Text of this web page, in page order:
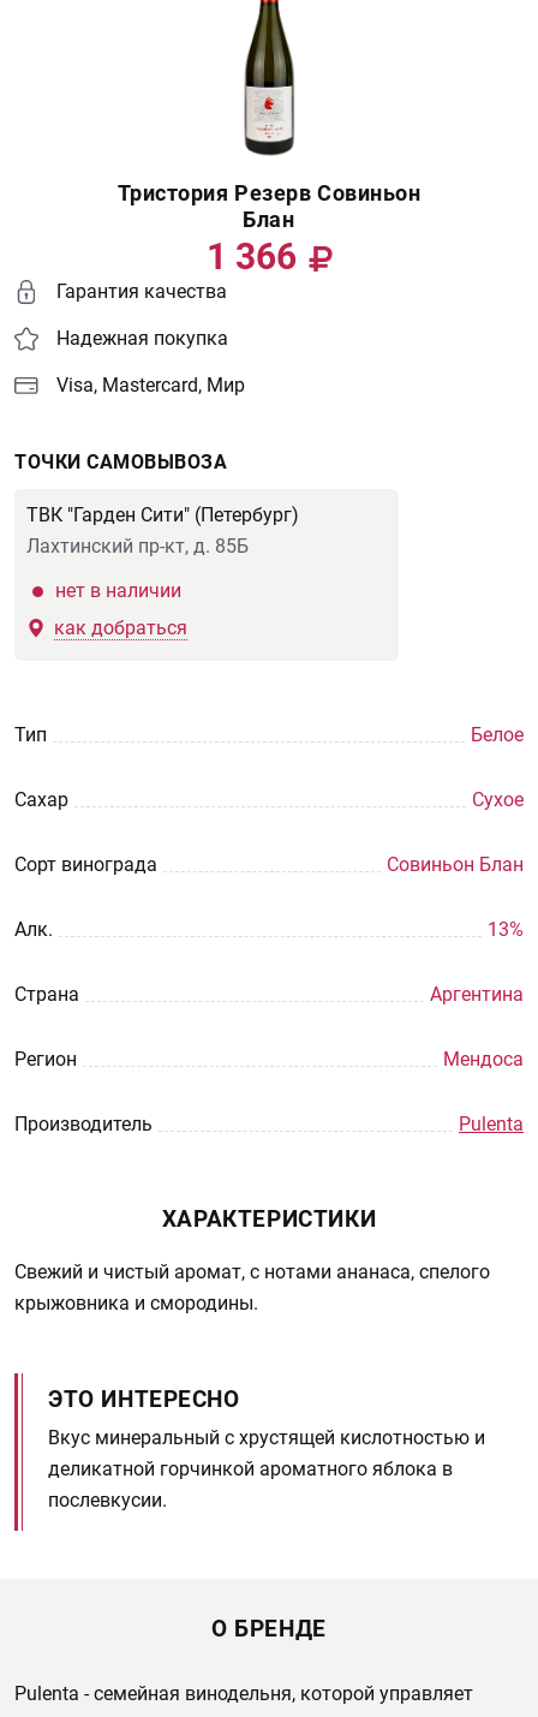
Тристория Резерв Совиньон
Блан
1 366
Гарантия качества
Надежная покупка
Visa, Mastercard, Мир
ТОЧКИ САМОВЫВОЗА
ТВК "Гарден Сити" (Петербург)
Лахтинский пр-кт, д. 85Б
нет в наличии
как добраться
Тип Белое
Сахар Сухое
Сорт винограда Совиньон Блан
Aлк. 13%
Страна Аргентина
Регион Мендоса
Производитель Pulenta
ХАРАКТЕРИСТИКИ
Свежий и чистый аромат, с нотами ананаса, спелого
крыжовника и смородины.
ЭТО ИНТЕРЕСНО
Вкус минеральный с хрустящей кислотностью и
деликатной горчинкой ароматного яблока в
послевкусии.
О БРЕНДЕ
Pulenta - семейная винодельня, которой управляет